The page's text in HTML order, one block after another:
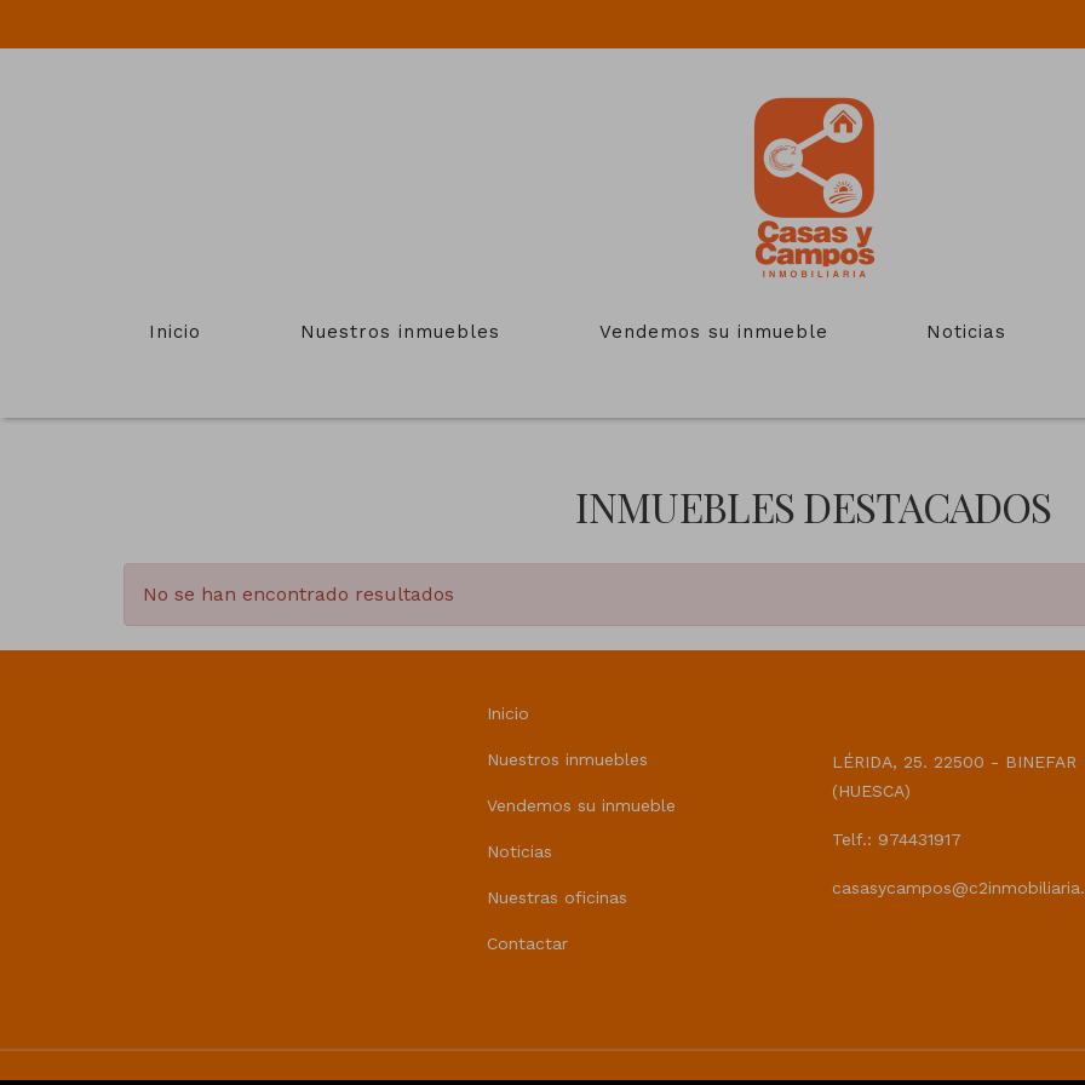
Inicio Nuestros inmuebles Vendemos su inmueble Noticias
INMUEBLES DESTACADOS
No se han encontrado resultados
Inicio
Nuestros inmuebles
Vendemos su inmueble
Noticias
Nuestras oficinas
Contactar
LÉRIDA, 25. 22500 - BINEFAR
(HUESCA)
Telf.: 974431917